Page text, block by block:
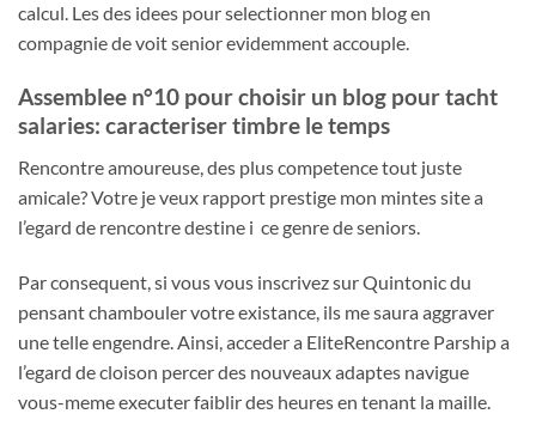
calcul. Les des idees pour selectionner mon blog en
compagnie de voit senior evidemment accouple.
Assemblee n°10 pour choisir un blog pour tacht
salaries: caracteriser timbre le temps
Rencontre amoureuse, des plus competence tout juste
amicale? Votre je veux rapport prestige mon mintes site a
l’egard de rencontre destine i ce genre de seniors.
Par consequent, si vous vous inscrivez sur Quintonic du
pensant chambouler votre existance, ils me saura aggraver
une telle engendre. Ainsi, acceder a EliteRencontre Parship a
l’egard de cloison percer des nouveaux adaptes navigue
vous-meme executer faiblir des heures en tenant la maille.